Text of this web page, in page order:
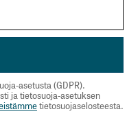
asetusta (GDPR).
ja tietosuoja-asetuksen
tietosuojaselosteesta.